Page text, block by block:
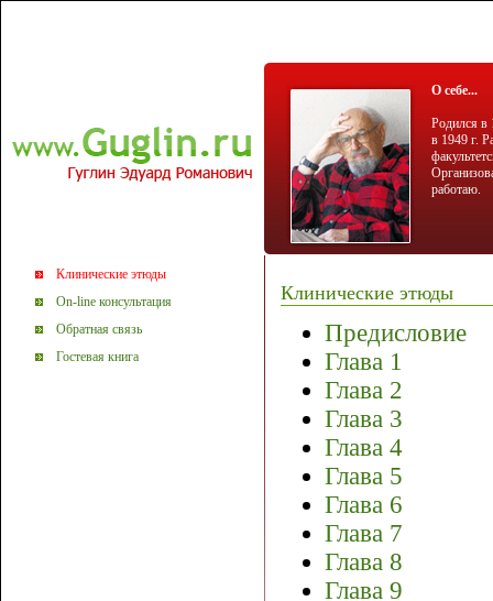
Клинические этюды
On-line консультация
Обратная связь
Гостевая книга
О себе...
Родился в
в 1949 г.
работаю.
Клинические этюды
Предисловие
Глава 1
Глава 2
Глава 3
Глава 4
Глава 5
Глава 6
Глава 7
Глава 8
Глава 9